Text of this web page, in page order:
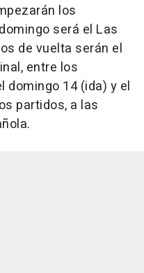
los
será el Las
de vuelta serán el
entre los
domingo 14 (ida) y el
partidos, a las